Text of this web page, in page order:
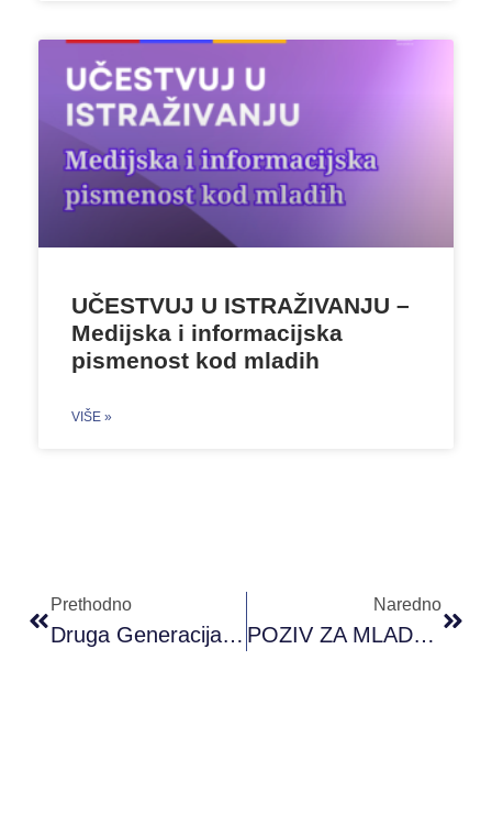
UČESTVUJ U ISTRAŽIVANJU –
Medijska i informacijska
pismenost kod mladih
VIŠE »
Prethodno
Druga Generacija YAB Pri Ambasadi Švicarske U BiH Na Prvom Kvartalnom Sastanku
Naredno
POZIV ZA MLADE IZ KISELJAKA – Umjetnost Ostaje